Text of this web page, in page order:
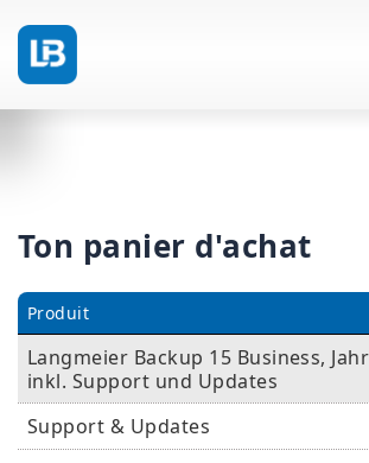
Ton panier d'achat
Produit
Langmeier Backup 15 Business,
inkl. Support und Updates
Support & Updates